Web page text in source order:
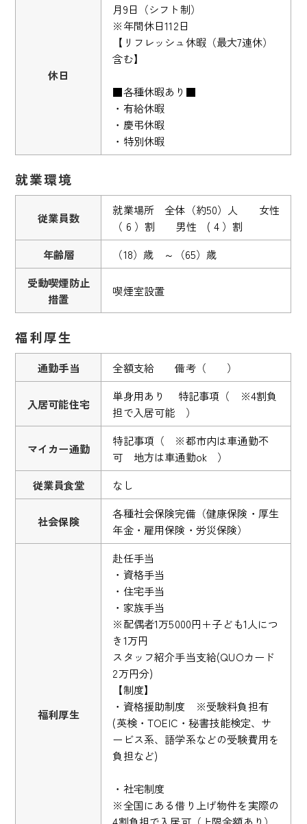
休日
月9日（シフト制）
※年間休日112日
【リフレッシュ休暇（最大7連休）
含む】
■各種休暇あり■
・有給休暇
・慶弔休暇
・特別休暇
就業環境
従業員数
就業場所 全体（約50）人 女性
（ 6 ）割 男性 ( 4 ）割
年齢層
（18）歳 ～（65）歳
受動喫煙防止
措置
喫煙室設置
福利厚生
通勤手当 全額支給 備考（ ）
入居可能住宅
単身用あり 特記事項（ ※4割負
担で入居可能 ）
マイカー通勤
特記事項（ ※都市内は車通勤不
可 地方は車通勤ok ）
従業員食堂
なし
社会保険
各種社会保険完備（健康保険・厚生
年金・雇用保険・労災保険）
福利厚生
赴任手当
・資格手当
・住宅手当
・家族手当
※配偶者1万5000円＋子ども1人につ
き1万円
スタッフ紹介手当支給(QUOカード
2万円分)
【制度】
・資格援助制度 ※受験料負担有
(英検・TOEIC・秘書技能検定、サ
ービス系、語学系などの受験費用を
負担など)
・社宅制度
※全国にある借り上げ物件を実際の